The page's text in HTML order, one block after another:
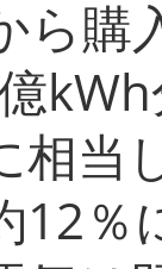
ら購
相当
12％